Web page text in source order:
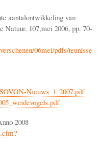
aantalontwikkeling van
Natuur, 107,mei 2006, pp. 70-
06mei/pdfs/teunisse
Nieuws_1_2007.pdf
2008